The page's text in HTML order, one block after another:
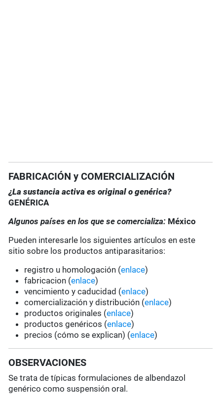
FABRICACIÓN y COMERCIALIZACIÓN
¿La sustancia activa es original o genérica?
GENÉRICA
Algunos países en los que se comercializa: México
Pueden interesarle los siguientes artículos en este
sitio sobre los productos antiparasitarios:
registro u homologación (enlace)
fabricacion (enlace)
vencimiento y caducidad (enlace)
comercialización y distribución (enlace)
productos originales (enlace)
productos genéricos (enlace)
precios (cómo se explican) (enlace)
OBSERVACIONES
Se trata de típicas formulaciones de albendazol
genérico como suspensión oral.